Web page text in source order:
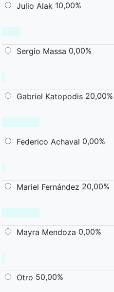
Julio Alak 10,00%
Sergio Massa 0,00%
Gabriel Katopodis 20,00%
Federico Achaval 0,00%
Mariel Fernández 20,00%
Mayra Mendoza 0,00%
Otro 50,00%